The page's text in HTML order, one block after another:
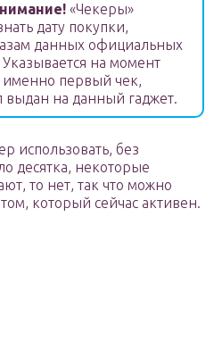
«Чекеры»
дату покупки,
данных официальных
на момент
именно первый чек,
на данный гаджет.
использовать, без
десятка, некоторые
то нет, так что можно
который сейчас активен.